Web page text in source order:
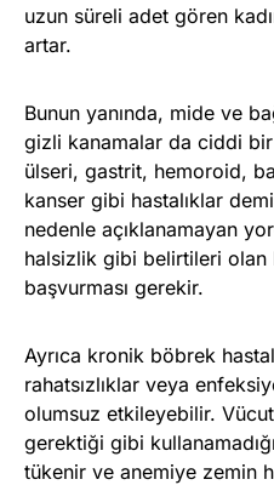
uzun süreli adet gören
artar.
Bunun yanında, mide ve
gizli kanamalar da ciddi
ülseri, gastrit, hemoroid,
kanser gibi hastalıklar
nedenle açıklanamayan
halsizlik gibi belirtileri
başvurması gerekir.
Ayrıca kronik böbrek
rahatsızlıklar veya
olumsuz etkileyebilir.
gerektiği gibi
tükenir ve anemiye zemin